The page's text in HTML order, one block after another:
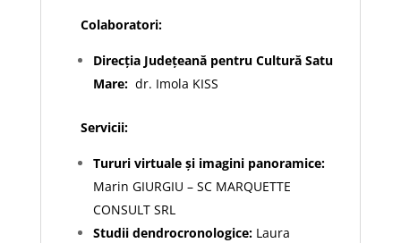
Colaboratori:
Direcția Județeană pentru Cultură Satu
Mare: dr. Imola KISS
Servicii:
Tururi virtuale şi imagini panoramice:
Marin GIURGIU – SC MARQUETTE
CONSULT SRL
Studii dendrocronologice:Laura